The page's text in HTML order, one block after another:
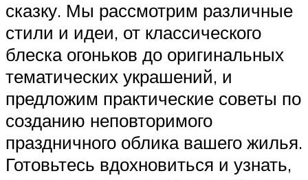
сказку. Мы рассмотрим различные
стили и идеи, от классического
блеска огоньков до оригинальных
тематических украшений, и
предложим практические советы по
созданию неповторимого
праздничного облика вашего жилья.
Готовьтесь вдохновиться и узнать,